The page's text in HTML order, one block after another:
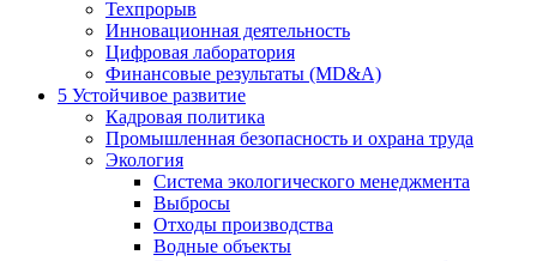
Техпрорыв
Инновационная деятельность
Цифровая лаборатория
Финансовые результаты (MD&A)
5 Устойчивое развитие
Кадровая политика
Промышленная безопасность и охрана труда
Экология
Система экологического менеджмента
Выбросы
Отходы производства
Водные объекты